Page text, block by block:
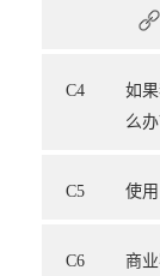
C4
如
么办
C5 使
C6 商